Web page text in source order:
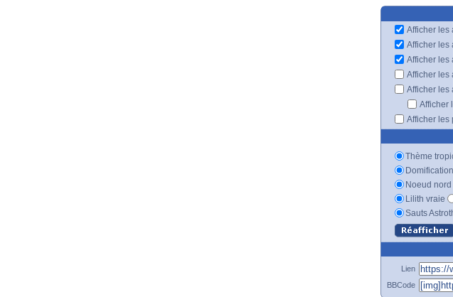
Afficher les
Afficher les
Afficher les
Afficher les
Afficher les
Afficher
Afficher les
Thème
Noeud nord
Lilith vraie
Sauts
Lien
BBCode